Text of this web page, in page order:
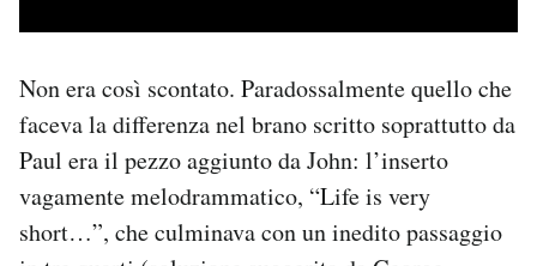
Non era così scontato. Paradossalmente quello che
faceva la differenza nel brano scritto soprattutto da
Paul era il pezzo aggiunto da John: l’inserto
vagamente melodrammatico, “Life is very
short…”, che culminava con un inedito passaggio